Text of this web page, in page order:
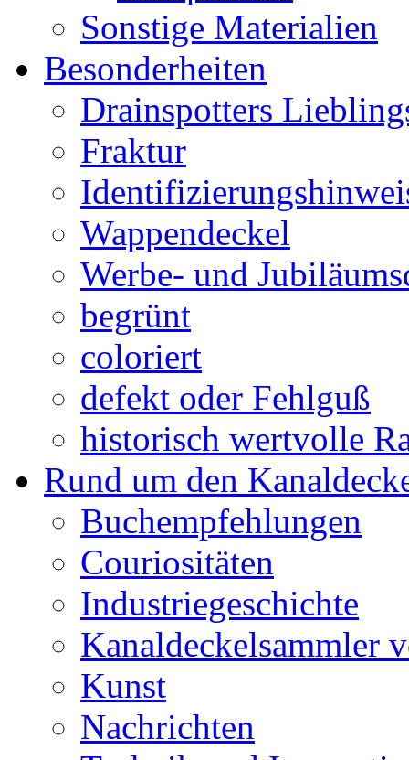
Sonstige Materialien
Besonderheiten
Drainspotters
Fraktur
Wappendeckel
Werbe- und
begrünt
coloriert
defekt oder Fehlguß
historisch wertvolle
Rund um den
Buchempfehlungen
Couriositäten
Industriegeschichte
Kanaldeckelsammler
Kunst
Nachrichten